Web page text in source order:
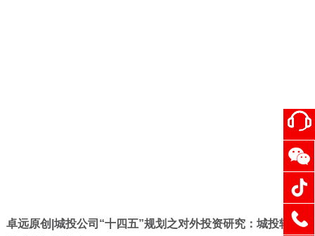
卓远原创|城投公司“十四五”规划之对外投资研究：城投转型